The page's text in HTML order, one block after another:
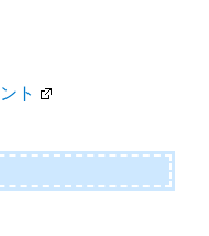
ト